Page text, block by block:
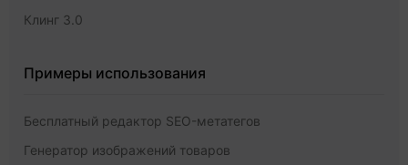
Клинг 3.0
Примеры использования
Бесплатный редактор SEO-метатегов
Генератор изображений товаров